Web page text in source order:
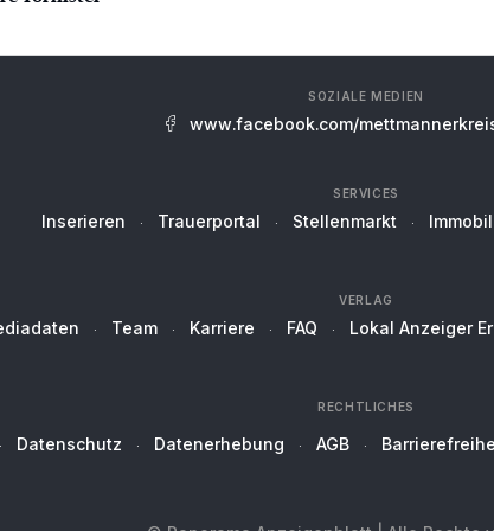
SOZIALE MEDIEN
www.facebook.com/
SERVICES
Inserieren Trauerportal Stellenmarkt
VERLAG
Team Karriere FAQ Lokal Anzeiger
RECHTLICHES
Datenschutz Datenerhebung AGB